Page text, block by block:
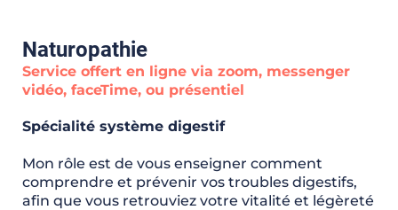
Naturopathie
Service offert en ligne via zoom, messenger
vidéo, faceTime, ou présentiel
Spécialité système digestif
Mon rôle est de vous enseigner comment
comprendre et prévenir vos troubles digestifs,
afin que vous retrouviez votre vitalité et légèreté